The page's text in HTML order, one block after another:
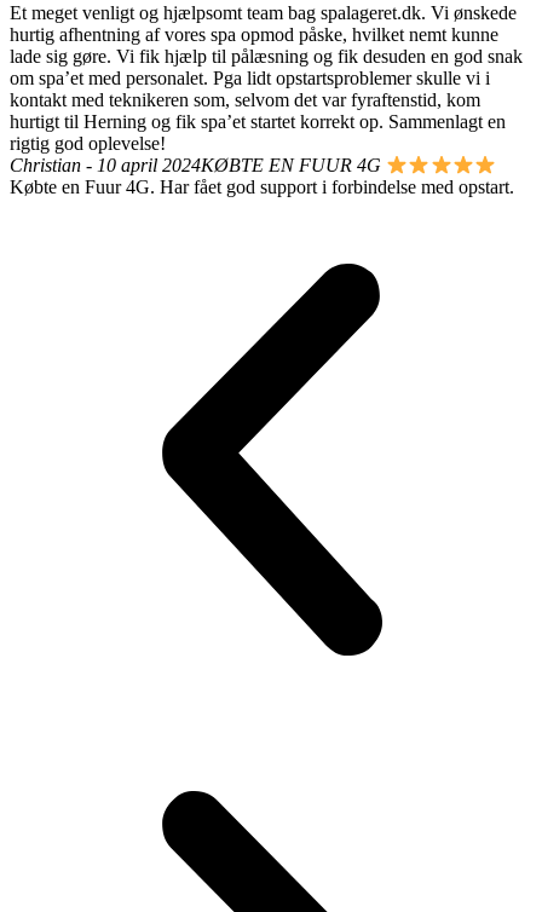
Et meget venligt og hjælpsomt team bag spalageret.dk. Vi ønskede
hurtig afhentning af vores spa opmod påske, hvilket nemt kunne
lade sig gøre. Vi fik hjælp til pålæsning og fik desuden en god snak
om spa’et med personalet. Pga lidt opstartsproblemer skulle vi i
kontakt med teknikeren som, selvom det var fyraftenstid, kom
hurtigt til Herning og fik spa’et startet korrekt op. Sammenlagt en
rigtig god oplevelse!
Christian - 10 april 2024KØBTE EN FUUR 4G
Købte en Fuur 4G. Har fået god support i forbindelse med opstart.